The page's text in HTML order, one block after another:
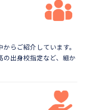
から ご紹介しています。
の出身校指定など、細か